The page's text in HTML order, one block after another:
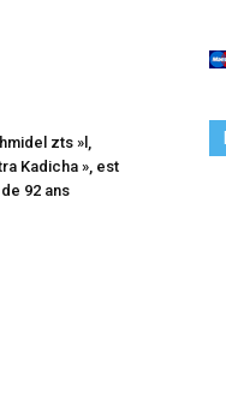
zts »l,
Kadicha », est
92 ans